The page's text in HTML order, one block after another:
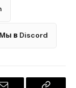
Мы в Discord